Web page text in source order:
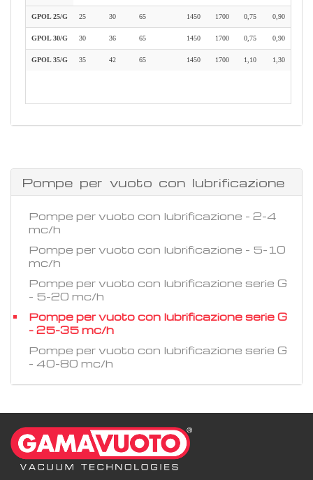
GPOL 25/G 25 30 65 1450 1700 0,75 0,90
GPOL 30/G 30 36 65 1450 1700 0,75 0,90
GPOL 35/G 35 42 65 1450 1700 1,10 1,30
Pompe per vuoto con lubrificazione
Pompe per vuoto con lubrificazione - 2-4
mc/h
Pompe per vuoto con lubrificazione - 5-10
mc/h
Pompe per vuoto con lubrificazione serie G
- 5-20 mc/h
Pompe per vuoto con lubrificazione serie G
- 25-35 mc/h
Pompe per vuoto con lubrificazione serie G
- 40-80 mc/h